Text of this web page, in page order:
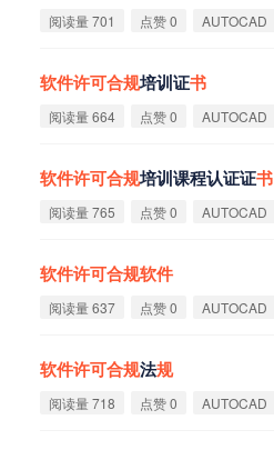
阅读量 701 点赞 0 AUTOCAD
软件许可合规培训证书
阅读量 664 点赞 0 AUTOCAD
软件许可合规培训课程认证证书
阅读量 765 点赞 0 AUTOCAD
软件许可合规软件
阅读量 637 点赞 0 AUTOCAD
软件许可合规法规
阅读量 718 点赞 0 AUTOCAD